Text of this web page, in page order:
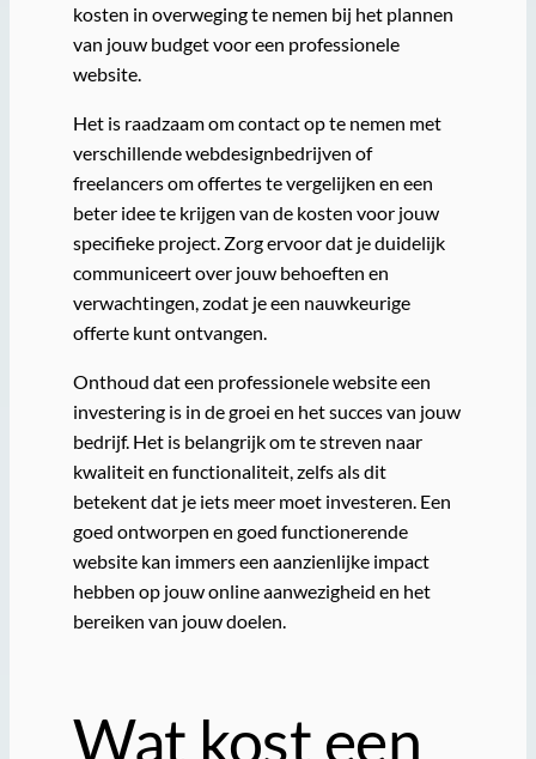
kosten in overweging te nemen bij het plannen
van jouw budget voor een professionele
website.
Het is raadzaam om contact op te nemen met
verschillende webdesignbedrijven of
freelancers om offertes te vergelijken en een
beter idee te krijgen van de kosten voor jouw
specifieke project. Zorg ervoor dat je duidelijk
communiceert over jouw behoeften en
verwachtingen, zodat je een nauwkeurige
offerte kunt ontvangen.
Onthoud dat een professionele website een
investering is in de groei en het succes van jouw
bedrijf. Het is belangrijk om te streven naar
kwaliteit en functionaliteit, zelfs als dit
betekent dat je iets meer moet investeren. Een
goed ontworpen en goed functionerende
website kan immers een aanzienlijke impact
hebben op jouw online aanwezigheid en het
bereiken van jouw doelen.
Wat kost een